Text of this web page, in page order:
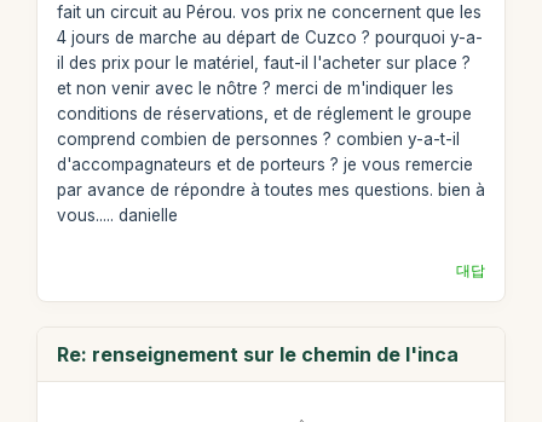
fait un circuit au Pérou. vos prix ne concernent que les
4 jours de marche au départ de Cuzco ? pourquoi y-a-
il des prix pour le matériel, faut-il l'acheter sur place ?
et non venir avec le nôtre ? merci de m'indiquer les
conditions de réservations, et de réglement le groupe
comprend combien de personnes ? combien y-a-t-il
d'accompagnateurs et de porteurs ? je vous remercie
par avance de répondre à toutes mes questions. bien à
vous..... danielle
대답
Re: renseignement sur le chemin de l'inca